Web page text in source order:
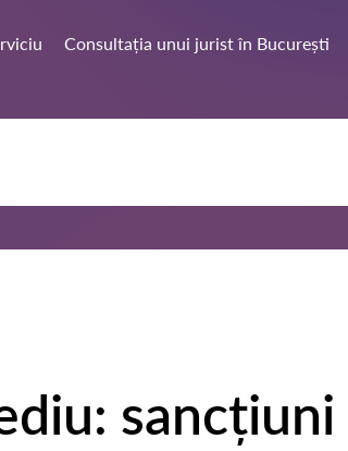
Consultația unui jurist în București